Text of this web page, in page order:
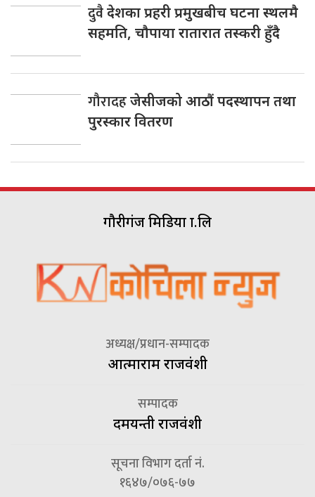
दुवैदेशका प्रहरी प्रमुखबीच घटना स्थलमै
सहमति, चाैपाया रातारात तस्करी हुँदै
गौरादहजेसीजको आठौं पदस्थापन तथा
पुरस्कार वितरण
गौरीगंज मिडिया प्रा.लि
अध्यक्ष/प्रधान-सम्पादक
आत्माराम राजवंशी
सम्पादक
दमयन्ती राजवंशी
सूचना विभाग दर्ता नं.
१६४७/०७६-७७